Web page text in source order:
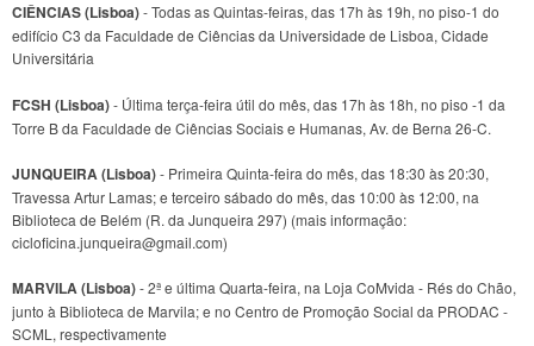
CIÊNCIAS (Lisboa)- Todas as Quintas-feiras, das 17h às 19h, no piso-1 do
edifício C3 da Faculdade de Ciências da Universidade de Lisboa, Cidade
Universitária
FCSH (Lisboa)- Última terça-feira útil do mês, das 17h às 18h, no piso -1 da
Torre B da Faculdade de Ciências Sociais e Humanas, Av. de Berna 26-C.
JUNQUEIRA (Lisboa)- Primeira Quinta-feira do mês, das 18:30 às 20:30,
Travessa Artur Lamas; e terceiro sábado do mês, das 10:00 às 12:00, na
Biblioteca de Belém (R. da Junqueira 297) (mais informação:
cicloficina.junqueira@gmail.com)
MARVILA (Lisboa)- 2ª e última Quarta-feira, na Loja CoMvida - Rés do Chão,
junto à Biblioteca de Marvila; e no Centro de Promoção Social da PRODAC -
SCML, respectivamente